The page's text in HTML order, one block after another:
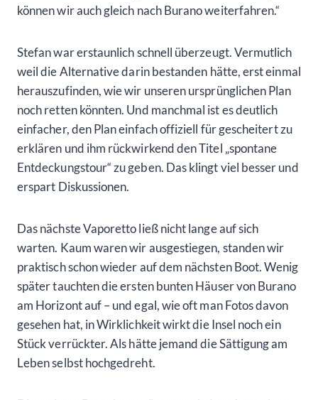
können wir auch gleich nach Burano weiterfahren.“
Stefan war erstaunlich schnell überzeugt. Vermutlich
weil die Alternative darin bestanden hätte, erst einmal
herauszufinden, wie wir unseren ursprünglichen Plan
noch retten könnten. Und manchmal ist es deutlich
einfacher, den Plan einfach offiziell für gescheitert zu
erklären und ihm rückwirkend den Titel „spontane
Entdeckungstour“ zu geben. Das klingt viel besser und
erspart Diskussionen.
Das nächste Vaporetto ließ nicht lange auf sich
warten. Kaum waren wir ausgestiegen, standen wir
praktisch schon wieder auf dem nächsten Boot. Wenig
später tauchten die ersten bunten Häuser von Burano
am Horizont auf – und egal, wie oft man Fotos davon
gesehen hat, in Wirklichkeit wirkt die Insel noch ein
Stück verrückter. Als hätte jemand die Sättigung am
Leben selbst hochgedreht.